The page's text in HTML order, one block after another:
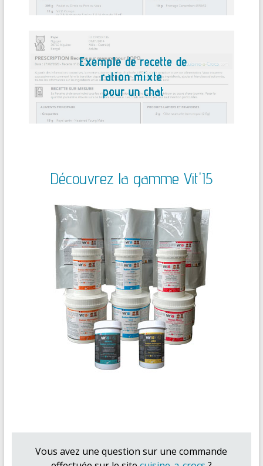
Découvrez la gamme Vit'I5
Vous avez une question sur une commande